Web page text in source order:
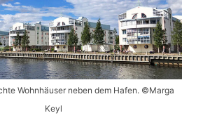
Wohnhäuser neben dem Hafen. ©Marga
Keyl